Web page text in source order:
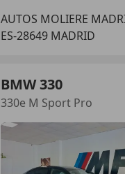
AUTOS MOLIERE
ES-28649 MADRID
BMW 330
330e M Sport Pro